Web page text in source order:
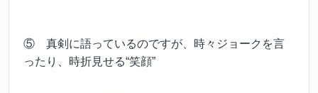
⑤ 真剣に語っているのですが、時々ジョークを言
ったり、時折見せる“笑顔”